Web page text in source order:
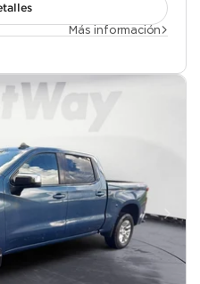
Más información